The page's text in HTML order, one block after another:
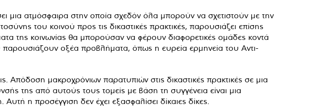
μια ατμόσφαιρα στην οποία σχεδόν όλα μπορούν να σχετιστούν με την
του κοινού προς τις δικαστικές πρακτικές, παρουσιάζει επίσης
της κοινωνίας θα μπορούσαν να φέρουν διαφορετικές ομάδες κοντά
οξέα προβλήματα, όπως η ευρεία ερμηνεία του Αντι-
μακροχρόνιων παρατυπιών στις δικαστικές πρακτικές σε μια
της από αυτούς τους τομείς με βάση τη συγγένεια είναι μια
η προσέγγιση δεν έχει εξασφαλίσει δίκαιες δίκες.